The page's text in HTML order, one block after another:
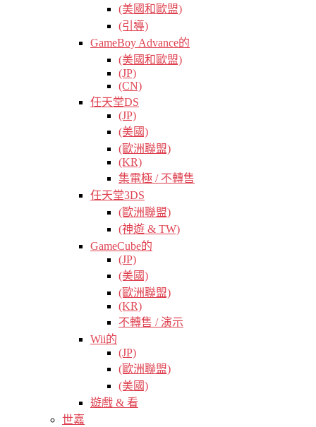
(美國和歐盟)
(引導)
GameBoy Advance的
(美國和歐盟)
(JP)
(CN)
任天堂DS
(JP)
(美國)
(歐洲聯盟)
(KR)
集電極 / 不轉售
任天堂3DS
(歐洲聯盟)
(神遊 & TW)
GameCube的
(JP)
(美國)
(歐洲聯盟)
(KR)
不轉售 / 演示
Wii的
(JP)
(歐洲聯盟)
(美國)
遊戲 & 看
世嘉